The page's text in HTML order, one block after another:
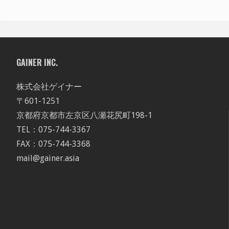
GAINER INC.
株式会社ゲイナー
〒601-1251
京都府京都市左京区八瀬花尻町198-1
TEL：075-744-3367
FAX：075-744-3368
mail@gainer.asia